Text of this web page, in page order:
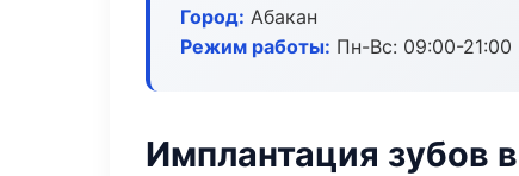
Город: Абакан
Режим работы: Пн-Вс: 09:00-21:00
Имплантация зубов